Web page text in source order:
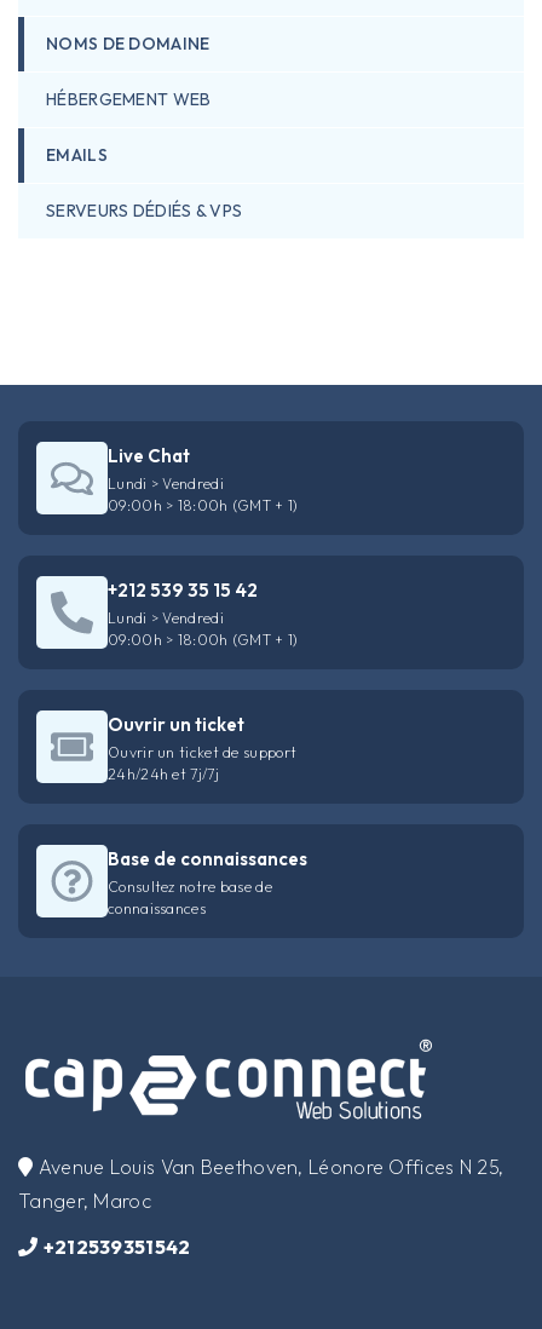
NOMS DE DOMAINE
HÉBERGEMENT WEB
EMAILS
SERVEURS DÉDIÉS & VPS
Live Chat
Lundi > Vendredi
09:00h > 18:00h (GMT + 1)
+212 539 35 15 42
Lundi > Vendredi
09:00h > 18:00h (GMT + 1)
Ouvrir un ticket
Ouvrir un ticket de support
24h/24h et 7j/7j
Base de connaissances
Consultez notre base de
connaissances
​Avenue Louis Van Beethoven, Léonore Offices N 25,
Tanger, Maroc
+212539351542